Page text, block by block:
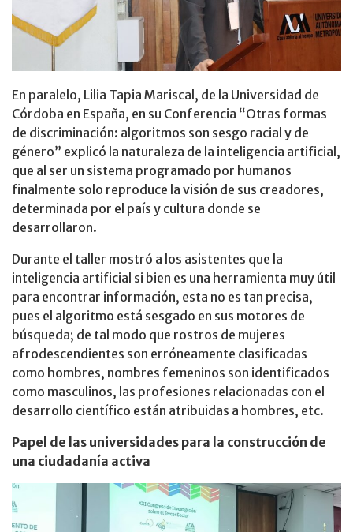
En paralelo, Lilia Tapia Mariscal, de la Universidad de
Córdoba en España, en su Conferencia “Otras formas
de discriminación: algoritmos son sesgo racial y de
género” explicó la naturaleza de la inteligencia artificial,
que al ser un sistema programado por humanos
finalmente solo reproduce la visión de sus creadores,
determinada por el país y cultura donde se
desarrollaron.
Durante el taller mostró a los asistentes que la
inteligencia artificial si bien es una herramienta muy útil
para encontrar información, esta no es tan precisa,
pues el algoritmo está sesgado en sus motores de
búsqueda; de tal modo que rostros de mujeres
afrodescendientes son erróneamente clasificadas
como hombres, nombres femeninos son identificados
como masculinos, las profesiones relacionadas con el
desarrollo científico están atribuidas a hombres, etc.
Papel de las universidades para la construcción de
una ciudadanía activa